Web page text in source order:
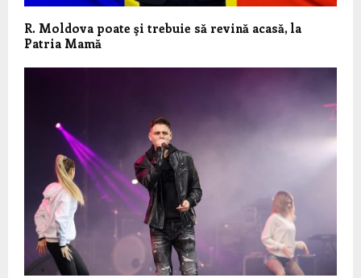
R. Moldova poate şi trebuie să revină acasă, la
Patria Mamă